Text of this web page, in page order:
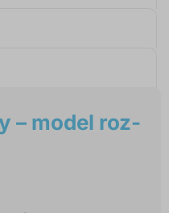
– model roz-